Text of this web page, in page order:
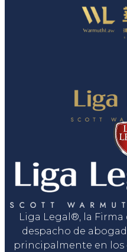
Liga Legal®, la
despacho de
principalmente en los